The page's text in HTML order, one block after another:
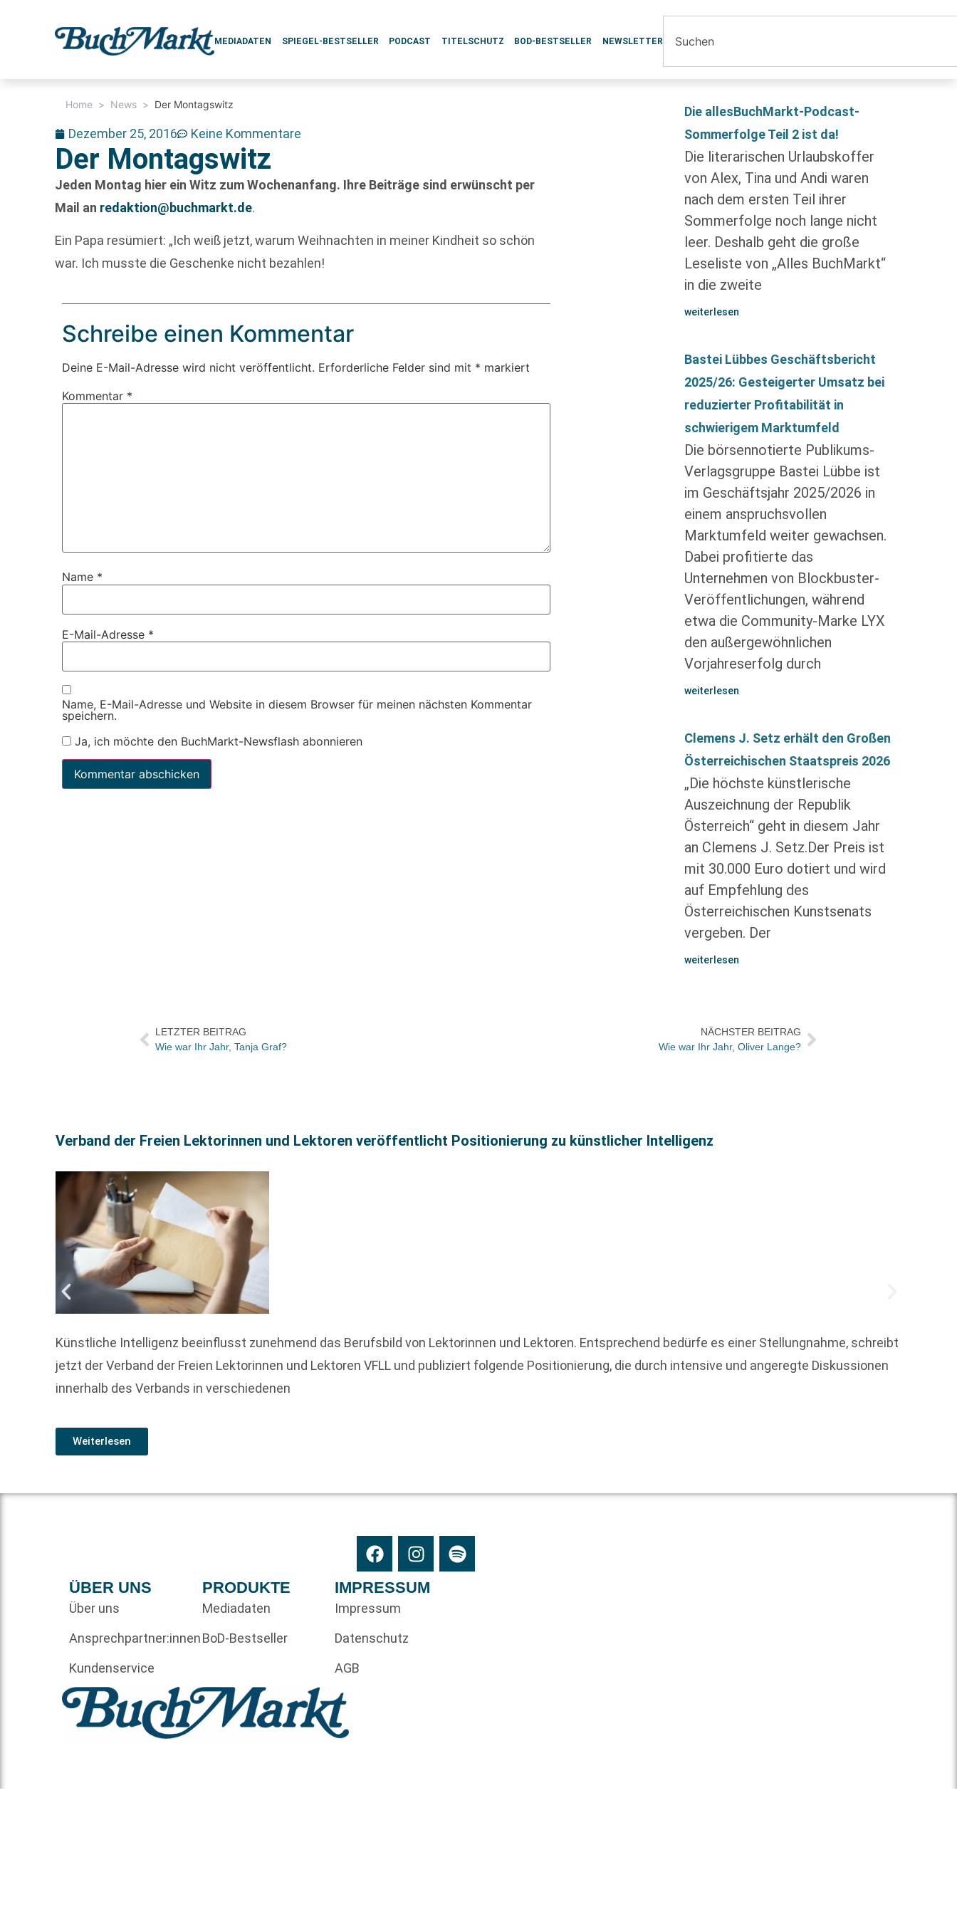
MEDIADATEN SPIEGEL-BESTSELLER PODCAST TITELSCHUTZ BOD-BESTSELLER NEWSLETTER
Home > News > Der Montagswitz
Dezember 25, 2016 Keine Kommentare
Der Montagswitz
Jeden Montag hier ein Witz zum Wochenanfang. Ihre Beiträge sind erwünscht per
Mail an redaktion@buchmarkt.de.
Ein Papa resümiert: „Ich weiß jetzt, warum Weihnachten in meiner Kindheit so schön
war. Ich musste die Geschenke nicht bezahlen!
Schreibe einen Kommentar
Deine E-Mail-Adresse wird nicht veröffentlicht. Erforderliche Felder sind mit * markiert
Kommentar *
Name *
E-Mail-Adresse *
Name, E-Mail-Adresse und Website in diesem Browser für meinen nächsten Kommentar
speichern.
Ja, ich möchte den BuchMarkt-Newsflash abonnieren
Die allesBuchMarkt-Podcast-
Sommerfolge Teil 2 ist da!
Die literarischen Urlaubskoffer
von Alex, Tina und Andi waren
nach dem ersten Teil ihrer
Sommerfolge noch lange nicht
leer. Deshalb geht die große
Leseliste von „Alles BuchMarkt“
in die zweite
weiterlesen
Bastei Lübbes Geschäftsbericht
2025/26: Gesteigerter Umsatz bei
reduzierter Profitabilität in
schwierigem Marktumfeld
Die börsennotierte Publikums-
Verlagsgruppe Bastei Lübbe ist
im Geschäftsjahr 2025/2026 in
einem anspruchsvollen
Marktumfeld weiter gewachsen.
Dabei profitierte das
Unternehmen von Blockbuster-
Veröffentlichungen, während
etwa die Community-Marke LYX
den außergewöhnlichen
Vorjahreserfolg durch
weiterlesen
Clemens J. Setz erhält den Großen
Österreichischen Staatspreis 2026
„Die höchste künstlerische
Auszeichnung der Republik
Österreich“ geht in diesem Jahr
an Clemens J. Setz.Der Preis ist
mit 30.000 Euro dotiert und wird
auf Empfehlung des
Österreichischen Kunstsenats
vergeben. Der
weiterlesen
LETZTER BEITRAG
Wie war Ihr Jahr, Tanja Graf?
NÄCHSTER BEITRAG
Wie war Ihr Jahr, Oliver Lange?
Verband der Freien Lektorinnen und Lektoren veröffentlicht Positionierung zu künstlicher Intelligenz
Künstliche Intelligenz beeinflusst zunehmend das Berufsbild von Lektorinnen und Lektoren. Entsprechend bedürfe es einer Stellungnahme, schreibt
jetzt der Verband der Freien Lektorinnen und Lektoren VFLL und publiziert folgende Positionierung, die durch intensive und angeregte Diskussionen
innerhalb des Verbands in verschiedenen
Weiterlesen
ÜBER UNS
Über uns
Ansprechpartner:innen
Kundenservice
PRODUKTE
Mediadaten
BoD-Bestseller
IMPRESSUM
Impressum
Datenschutz
AGB